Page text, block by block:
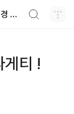
미짱의 나 여기에 ... 미짱의 동경 생활
게티 !